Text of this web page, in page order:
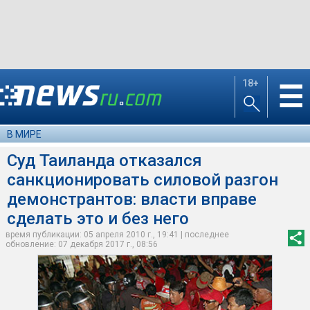
18+ ☰
В МИРЕ
Суд Таиланда отказался
санкционировать силовой разгон
демонстрантов: власти вправе
сделать это и без него
время публикации: 05 апреля 2010 г., 19:41 | последнее
обновление: 07 декабря 2017 г., 08:56